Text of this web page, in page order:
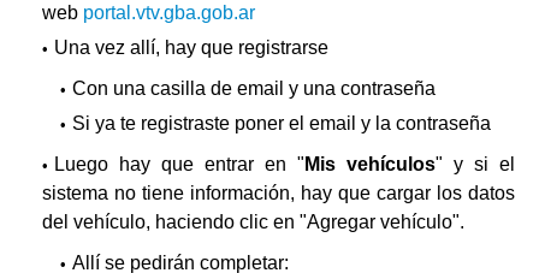
web portal.vtv.gba.gob.ar
Una vez allí, hay que registrarse
Con una casilla de email y una contraseña
Si ya te registraste poner el email y la contraseña
Luego hay que entrar en " Mis vehículos" y si el
sistema no tiene información, hay que cargar los datos
del vehículo, haciendo clic en "Agregar vehículo".
Allí se pedirán completar: